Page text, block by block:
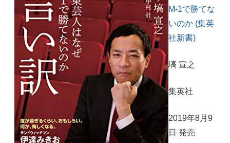
M-1で勝てな
いのか (集英
社新書)
塙 宣之
集英社
2019年8月9
日 発売